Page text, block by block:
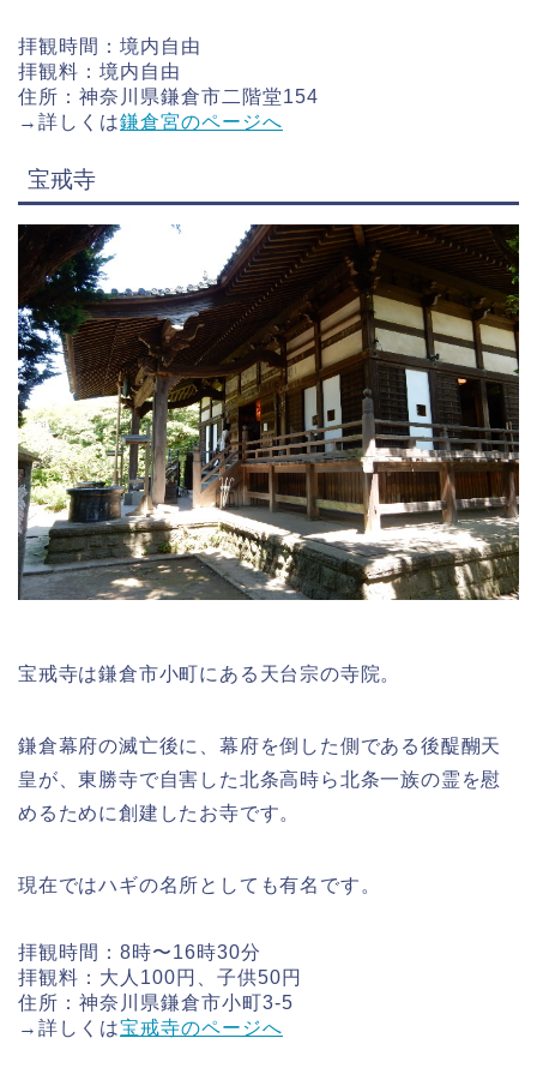
拝観時間：境内自由
拝観料：境内自由
住所：神奈川県鎌倉市二階堂154
→詳しくは鎌倉宮のページへ
宝戒寺
宝戒寺は鎌倉市小町にある天台宗の寺院。
鎌倉幕府の滅亡後に、幕府を倒した側である後醍醐天
皇が、東勝寺で自害した北条高時ら北条一族の霊を慰
めるために創建したお寺です。
現在ではハギの名所としても有名です。
拝観時間：8時〜16時30分
拝観料：大人100円、子供50円
住所：神奈川県鎌倉市小町3-5
→詳しくは宝戒寺のページへ